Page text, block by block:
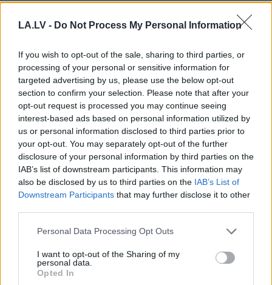
LA.LV - Do Not Process My Personal Information
If you wish to opt-out of the sale, sharing to third parties, or
processing of your personal or sensitive information for
targeted advertising by us, please use the below opt-out
section to confirm your selection. Please note that after your
opt-out request is processed you may continue seeing
interest-based ads based on personal information utilized by
us or personal information disclosed to third parties prior to
your opt-out. You may separately opt-out of the further
disclosure of your personal information by third parties on the
IAB’s list of downstream participants. This information may
also be disclosed by us to third parties on the IAB’s List of
Downstream Participants that may further disclose it to other
Please note that this website/app uses one or more Google
not limited to your visit or usage behaviour. You may click to
grant or deny consent to Google and its third-party tags to
use your data for below specified purposes in below Google
Personal Data Processing Opt Outs
I want to opt-out of the Sharing of my
personal data.
Opted In
“Varbūt jaunā valdība var paspēt
ierobežot?” Dāvi pārsteidz redzētais
veikalā, bet daudzi atzīst, ka tam
“Atrauti no realitātes!” Nemiro asi
kritizē SPKC plānoto pētījumu par
alkohola paradumiem kaimiņvalstīs
“Trešklasnieki zina, kur dabūt!”
Jauniešu atkarības kļūst arvien
bīstamākas, bet par to maz tiek
runāts
nevarēja nostāvēt kājās, jo bija